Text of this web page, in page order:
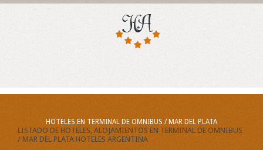
HOTELES EN TERMINAL DE OMNIBUS / MAR DEL PLATA
LISTADO DE HOTELES, ALOJAMIENTOS EN TERMINAL DE OMNIBUS
/ MAR DEL PLATA HOTELES ARGENTINA